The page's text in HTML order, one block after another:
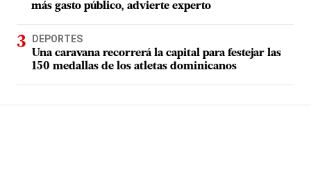
más gasto público, advierte experto
DEPORTES
Una caravana recorrerá la capital para festejar las
150 medallas de los atletas dominicanos